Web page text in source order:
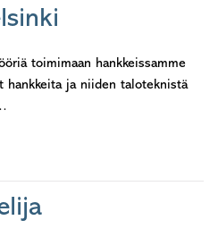
toimimaan hankkeissamme
hankkeita ja niiden taloteknistä